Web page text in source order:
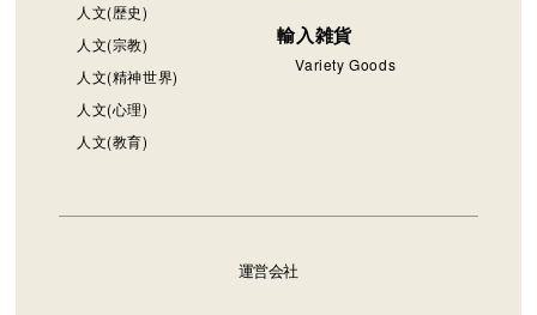
人文(歴史)
人文(宗教)
人文(精神世界)
人文(心理)
人文(教育)
輸入雑貨
Variety Goods
運営会社